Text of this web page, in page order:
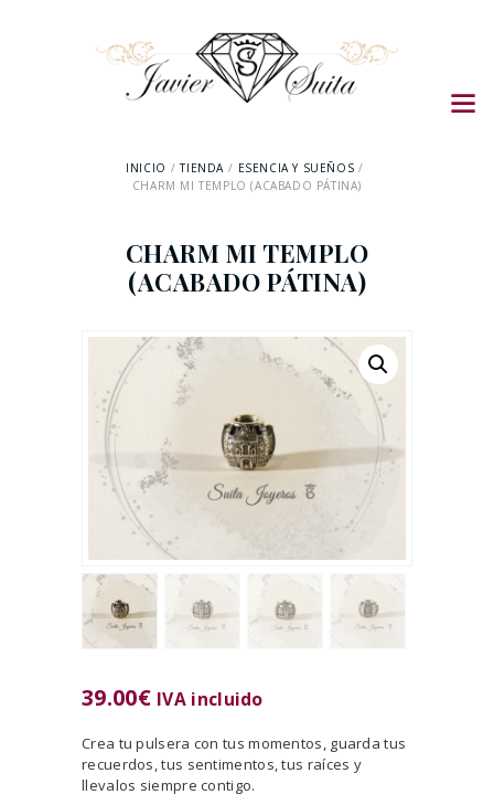
INICIO TIENDA
ESENCIA Y SUEÑOS
CHARM MI TEMPLO (ACABADO PÁTINA)
CHARM MI TEMPLO
(ACABADO PÁTINA)
39.00€ IVA incluido
Crea tu pulsera con tus momentos, guarda tus
recuerdos, tus sentimentos, tus raíces y
llevalos siempre contigo.